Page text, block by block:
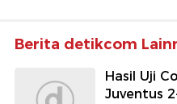
Berita detikcom
Hasil Uji
Juventus